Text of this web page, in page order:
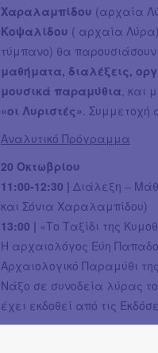
Χαραλαμπίδου (αρχαία
Κοψαλίδου ( αρχαία
τύμπανο) θα παρουσιάσουν
μαθήματα, διαλέξεις,
μουσικά παραμύθια , και
«οι Λυριστές» . Συμμετοχή
Αναλυτικό Πρόγραμμα
20 Οκτωβρίου
11:00-12:30 | Διάλεξη –
και Σόνια Χαραλαμπίδου)
13:00 | «Το Ταξίδι της
Η αρχαιολόγος Εύη
Αρχαιολογικό Παραμύθι
Νάξο σε συνοδεία λύρας
έχει εκδοθεί από τις